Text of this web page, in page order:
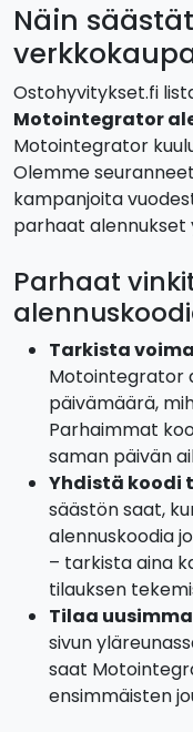
Näin
Ostohyvitykset.fi
Motointegrator
Motointegrator
Olemme
kampanjoita
parhaat alennukset
Parhaat
Tarkista
Motointegrator
päivämäärä,
Parhaimmat
saman päivän
Yhdistä koodi
säästön saat,
alennuskoodia
– tarkista aina
tilauksen
Tilaa
sivun
saat
ensimmäisten